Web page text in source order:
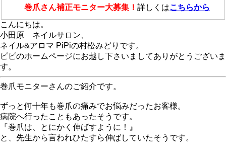
巻爪さん補正モニター大募集！ 詳しくはこちらから
こんにちは。
小田原 ネイルサロン、
ネイル&アロマ PiPiの村松みどりです。
ピピのホームページにお越し下さいましてありがとうございま
す。
巻爪モニターさんのご紹介です。
ずっと何十年も巻爪の痛みでお悩みだったお客様。
病院へ行ったこともあったそうです。
『巻爪は、とにかく伸ばすように！』
と、先生から言われひたすら伸ばしていたそうです。